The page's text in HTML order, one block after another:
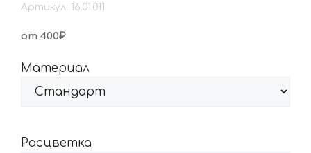
Артикул: 16.01.011
от 400₽
Материал
Расцветка